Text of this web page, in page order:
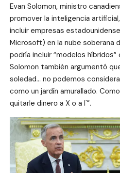
Evan Solomon, ministro
promover la inteligencia
incluir empresas
Microsoft) en la nube soberana
podría incluir “modelos
Solomon también argumentó
soledad… no podemos
como un jardín amurallado.
quitarle dinero a X o a I'”.